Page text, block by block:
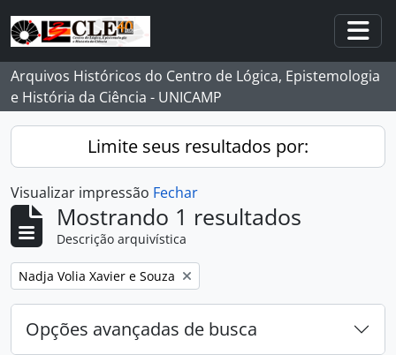
Skip to main content
Arquivos Históricos do Centro de Lógica, Epistemologia
e História da Ciência - UNICAMP
Limite seus resultados por:
Visualizar impressão Fechar
Mostrando 1 resultados
Descrição arquivística
Remover filtro:
Nadja Volia Xavier e Souza
Opções avançadas de busca